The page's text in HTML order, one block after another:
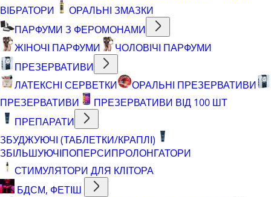
ВІБРАТОРИ
ОРАЛЬНІ ЗМАЗКИ
ПАРФУМИ З ФЕРОМОНАМИ
ЖІНОЧІ ПАРФУМИ
ЧОЛОВІЧІ ПАРФУМИ
ПРЕЗЕРВАТИВИ
ЛАТЕКСНІ СЕРВЕТКИ
ОРАЛЬНІ ПРЕЗЕРВАТИВИ
ПРЕЗЕРВАТИВИ
ПРЕЗЕРВАТИВИ ВІД 100 ШТ
ПРЕПАРАТИ
ЗБУДЖУЮЧІ (ТАБЛЕТКИ/КРАПЛІ)
ЗБІЛЬШУЮЧІПОПЕРСИПРОЛОНГАТОРИ
СТИМУЛЯТОРИ ДЛЯ КЛІТОРА
БДСМ, ФЕТІШ